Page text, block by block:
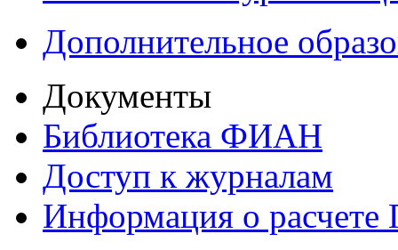
Дополнительное
Документы
Библиотека ФИАН
Доступ к журналам
Информация о